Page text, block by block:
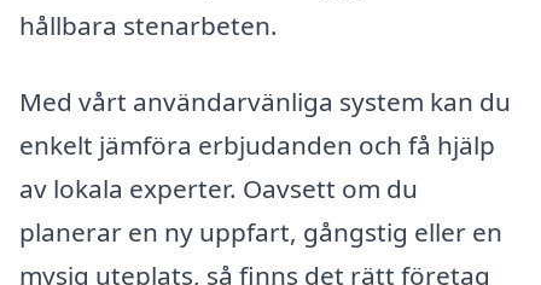
hållbara stenarbeten.
Med vårt användarvänliga system kan du
enkelt jämföra erbjudanden och få hjälp
av lokala experter. Oavsett om du
planerar en ny uppfart, gångstig eller en
mysig uteplats, så finns det rätt företag